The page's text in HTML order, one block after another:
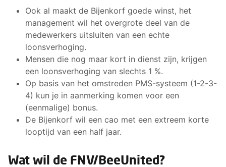
Ook al maakt de Bijenkorf goede winst, het
management wil het overgrote deel van de
medewerkers uitsluiten van een echte
loonsverhoging.
Mensen die nog maar kort in dienst zijn, krijgen
een loonsverhoging van slechts 1 %.
Op basis van het omstreden PMS-systeem (1-2-3-
4) kun je in aanmerking komen voor een
(eenmalige) bonus.
De Bijenkorf wil een cao met een extreem korte
looptijd van een half jaar.
Wat wil de FNV/BeeUnited?